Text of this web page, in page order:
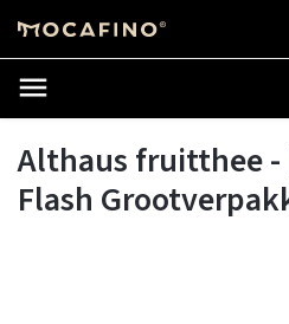
Althaus fruitthee -
Flash